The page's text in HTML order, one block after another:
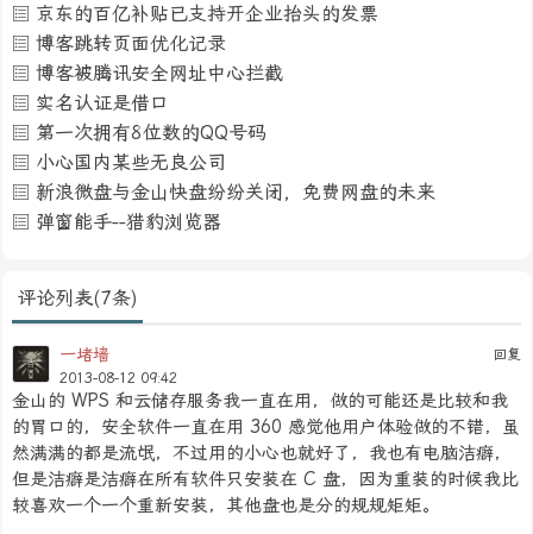
京东的百亿补贴已支持开企业抬头的发票
博客跳转页面优化记录
博客被腾讯安全网址中心拦截
实名认证是借口
第一次拥有8位数的QQ号码
小心国内某些无良公司
新浪微盘与金山快盘纷纷关闭，免费网盘的未来
弹窗能手--猎豹浏览器
评论列表(7条)
回复
一堵墙
2013-08-12 09:42
金山的 WPS 和云储存服务我一直在用，做的可能还是比较和我
的胃口的，安全软件一直在用 360 感觉他用户体验做的不错，虽
然满满的都是流氓，不过用的小心也就好了，我也有电脑洁癖，
但是洁癖是洁癖在所有软件只安装在 C 盘，因为重装的时候我比
较喜欢一个一个重新安装，其他盘也是分的规规矩矩。